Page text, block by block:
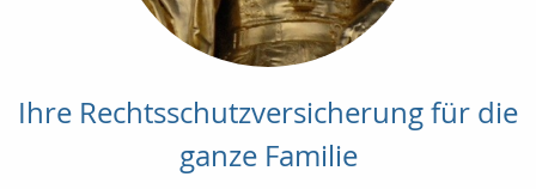
Ihre Rechtsschutzversicherung für die
ganze Familie